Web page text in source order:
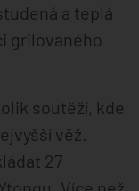
a teplá
grilovaného
soutěží, kde
věž.
27